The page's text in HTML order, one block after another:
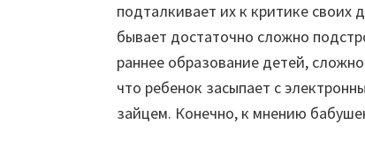
подталкивает их к критике
бывает достаточно сложно
раннее образование детей,
что ребенок засыпает с
зайцем. Конечно, к мнению